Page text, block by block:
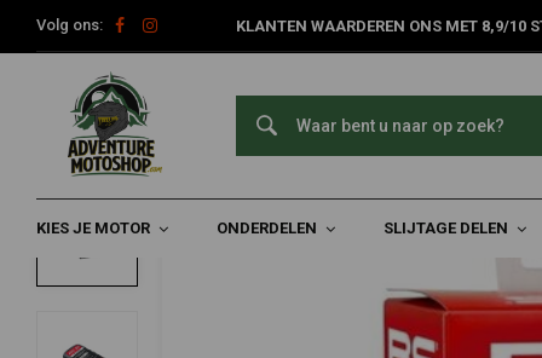
Volg ons: KLANTEN WAARDEREN ONS MET 8,9/10
KIES JE MOTOR ONDERDELEN SLIJTAGE DELEN
Home Acculader / druppellader BS10 6V/12V 1A
Acculader / druppellader BS10 6V/12V 1A
0/5 (0 reviews)